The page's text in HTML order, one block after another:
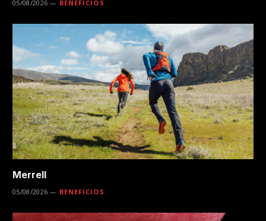
05/08/2026 BENEFICIOS
Merrell
05/08/2026 BENEFICIOS